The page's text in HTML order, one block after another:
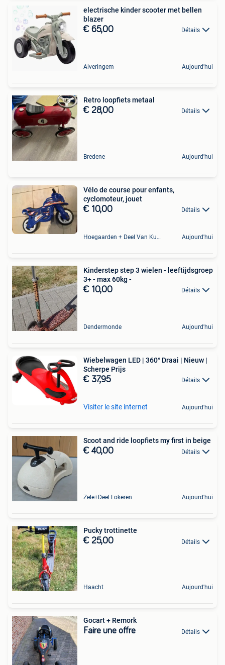
electrische kinder scooter met bellen
blazer
€ 65,00 Détails
Alveringem Aujourd'hui
Retro loopfiets metaal
€ 28,00 Détails
Bredene Aujourd'hui
Vélo de course pour enfants,
cyclomoteur, jouet
€ 10,00 Détails
Hoegaarden + Deel Van Kumtich + Deel Van Tienen Aujourd'hui
Kinderstep step 3 wielen - leeftijdsgroep
3+ - max 60kg -
€ 10,00 Détails
Dendermonde Aujourd'hui
Wiebelwagen LED | 360° Draai | Nieuw |
Scherpe Prijs
€ 37,95 Détails
Visiter le site internet Aujourd'hui
Scoot and ride loopfiets my first in beige
€ 40,00 Détails
Zele+Deel Lokeren Aujourd'hui
Pucky trottinette
€ 25,00 Détails
Haacht Aujourd'hui
Gocart + Remork
Faire une offre Détails